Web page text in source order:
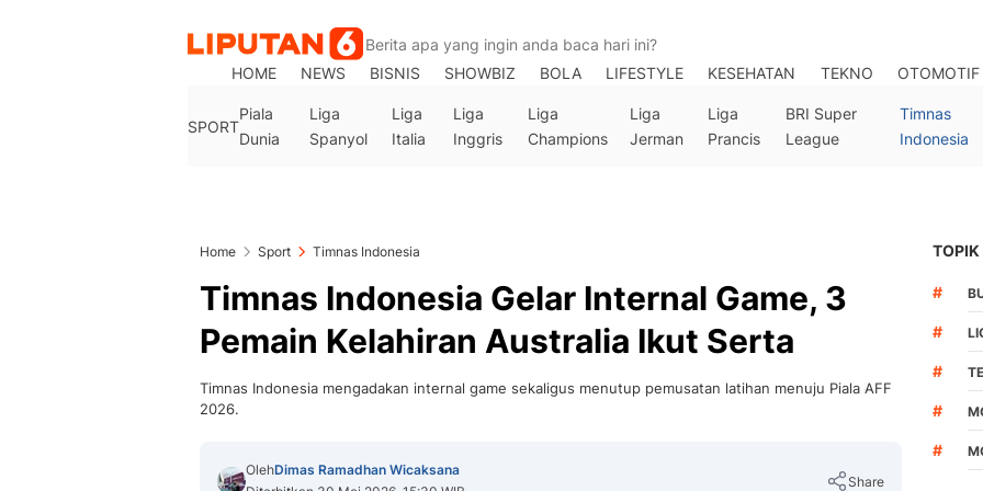
HOME
NEWS BISNIS SHOWBIZ BOLA LIFESTYLE KESEHATAN TEKNO OTOMOTIF
SPORT
Piala
Dunia
Liga
Spanyol
Liga
Italia
Liga
Inggris
Liga
Champions
Liga
Jerman
Liga
Prancis
BRI Super
League
Timnas
Indonesia
Home Sport Timnas Indonesia
Timnas Indonesia Gelar Internal Game, 3
Pemain Kelahiran Australia Ikut Serta
Timnas Indonesia mengadakan internal game sekaligus menutup pemusatan latihan menuju Piala AFF
2026.
OlehDimas Ramadhan Wicaksana
Share
TOPIK
#
#
#
#
#